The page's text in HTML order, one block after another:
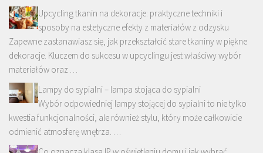
Upcycling tkanin na dekoracje: praktyczne techniki i
sposoby na estetyczne efekty z materiałów z odzysku
Zapewne zastanawiasz się, jak przekształcić stare tkaniny w piękne
dekoracje. Kluczem do sukcesu w upcyclingu jest właściwy wybór
materiałów oraz …
Lampy do sypialni – lampa stojąca do sypialni
Wybór odpowiedniej lampy stojącej do sypialni to nie tylko
kwestia funkcjonalności, ale również stylu, który może całkowicie
odmienić atmosferę wnętrza. …